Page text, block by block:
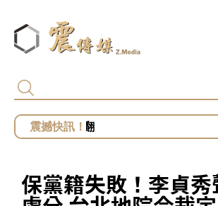
花海美翻
鄭麗文勝選國民黨主席
保黨籍失敗！李貞秀